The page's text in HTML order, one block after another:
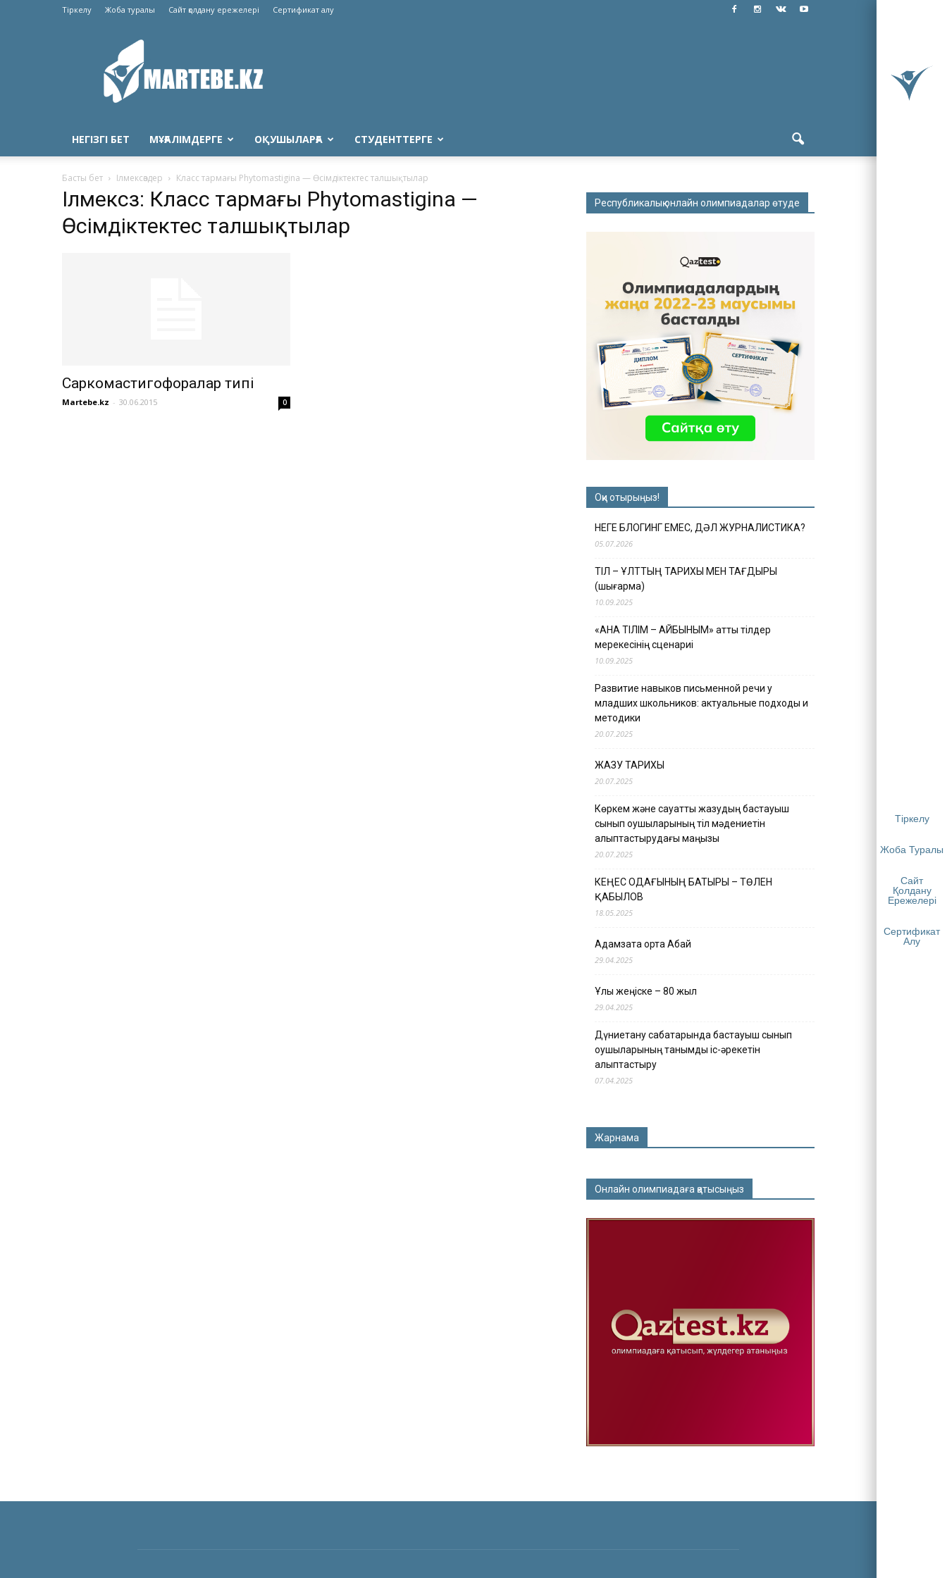
Тіркелу
Жоба Туралы
Сайт
Қолдану
Ережелері
Сертификат
Алу
Тіркелу Жоба туралы Сайт қолдану ережелері Сертификат алу
Martebe.kz
білім
сайты
НЕГІЗГІ БЕТ МҰҒАЛІМДЕРГЕ ОҚУШЫЛАРҒА СТУДЕНТТЕРГЕ
Басты бет Ілмексөздер Класс тармағы Phytomastigina — Өсімдіктектес талшықтылар
Ілмексөз: Класс тармағы Phytomastigina —
Өсімдіктектес талшықтылар
Саркомастигофоралар типі
Martebe.kz - 30.06.2015 0
Республикалық онлайн олимпиадалар өтуде
Оқи отырыңыз!
НЕГЕ БЛОГИНГ ЕМЕС, ДӘЛ ЖУРНАЛИСТИКА?
05.07.2026
ТІЛ – ҰЛТТЫҢ ТАРИХЫ МЕН ТАҒДЫРЫ
(шығарма)
10.09.2025
«АНА ТІЛІМ – АЙБЫНЫМ» атты тілдер
мерекесінің сценариі
10.09.2025
Развитие навыков письменной речи у
младших школьников: актуальные подходы и
методики
20.07.2025
ЖАЗУ ТАРИХЫ
20.07.2025
Көркем және сауатты жазудың бастауыш
сынып оқушыларының тіл мәдениетін
қалыптастырудағы маңызы
20.07.2025
КЕҢЕС ОДАҒЫНЫҢ БАТЫРЫ – ТӨЛЕН
ҚАБЫЛОВ
18.05.2025
Адамзатқа ортақ Абай
29.04.2025
Ұлы жеңіске – 80 жыл
29.04.2025
Дүниетану сабақтарында бастауыш сынып
оқушыларының танымдық іс-әрекетін
қалыптастыру
07.04.2025
Жарнама
Онлайн олимпиадаға қатысыңыз